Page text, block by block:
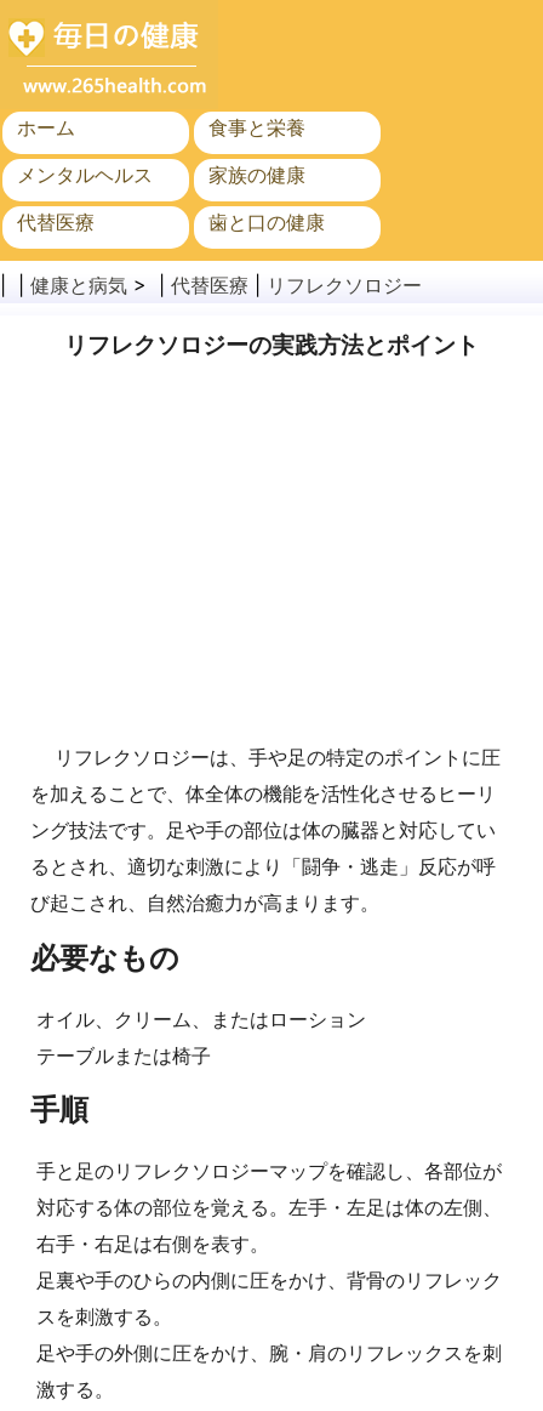
ホーム
食事と栄養
メンタルヘルス
家族の健康
代替医療
歯と口の健康
がん
公衆衛生
健康と病気 > | 代替医療 リフレクソロジー
リフレクソロジーの実践方法とポイント
リフレクソロジーは、手や足の特定のポイントに圧
を加えることで、体全体の機能を活性化させるヒーリ
ング技法です。足や手の部位は体の臓器と対応してい
るとされ、適切な刺激により「闘争・逃走」反応が呼
び起こされ、自然治癒力が高まります。
必要なもの
オイル、クリーム、またはローション
テーブルまたは椅子
手順
手と足のリフレクソロジーマップを確認し、各部位が
対応する体の部位を覚える。左手・左足は体の左側、
右手・右足は右側を表す。
足裏や手のひらの内側に圧をかけ、背骨のリフレック
スを刺激する。
足や手の外側に圧をかけ、腕・肩のリフレックスを刺
激する。